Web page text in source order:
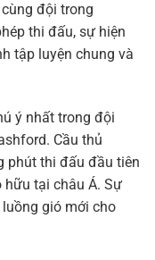
đội trong
thi đấu, sự hiện
tập luyện chung và
ý nhất trong đội
Cầu thủ
phút thi đấu đầu tiên
tại châu Á. Sự
gió mới cho